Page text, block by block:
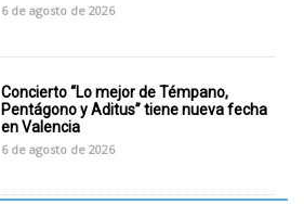
6 de agosto de 2026
Concierto “Lo mejor de Témpano,
Pentágono y Aditus” tiene nueva fecha
en Valencia
6 de agosto de 2026